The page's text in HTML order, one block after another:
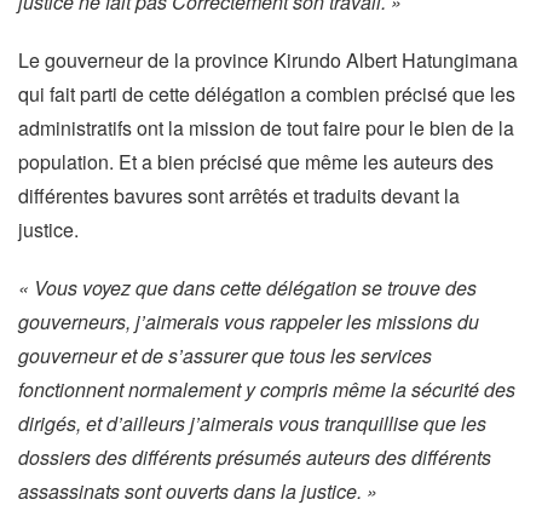
Le gouverneur de la province Kirundo Albert Hatungimana
qui fait parti de cette délégation a combien précisé que les
administratifs ont la mission de tout faire pour le bien de la
population. Et a bien précisé que même les auteurs des
différentes bavures sont arrêtés et traduits devant la
justice.
« Vous voyez que dans cette délégation se trouve des
gouverneurs, j’aimerais vous rappeler les missions du
gouverneur et de s’assurer que tous les services
fonctionnent normalement y compris même la sécurité des
dirigés, et d’ailleurs j’aimerais vous tranquillise que les
dossiers des différents présumés auteurs des différents
assassinats sont ouverts dans la justice. »